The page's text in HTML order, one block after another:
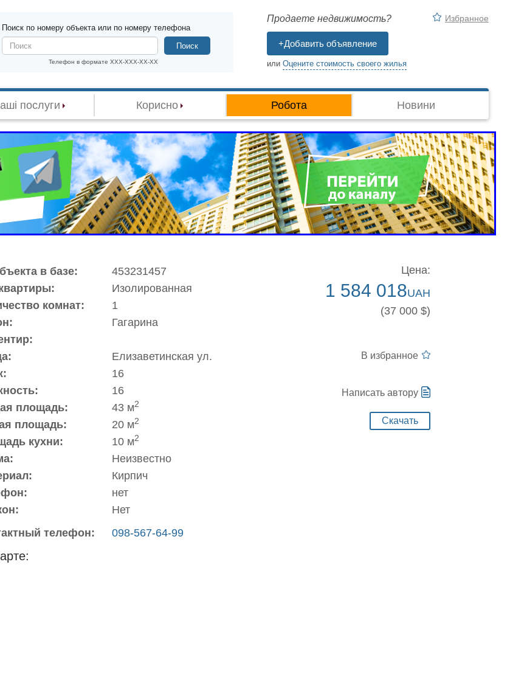
Поиск по номеру объекта или по номеру телефона
Телефон в формате XXX-XXX-XX-XX
Поиск
Продаете недвижимость?
+Добавить объявление
или Оцените стоимость своего жилья
Избранное
послуги Корисно Робота Новини
в базе:
453231457
Изолированная
комнат:
1
Гагарина
Елизаветинская ул.
16
16
площадь:
43 м2
площадь: 20 м2
кухни: 10 м2
Неизвестно
Кирпич
нет
Нет
телефон:
098-567-64-99
Цена:
1 584 018UAH
(37 000 $)
В избранное
Написать автору
Скачать